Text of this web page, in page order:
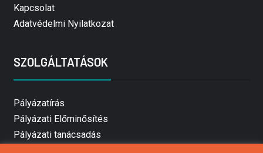
Kapcsolat
Adatvédelmi Nyilatkozat
SZOLGÁLTATÁSOK
Pályázatírás
Pályázati Előminősítés
Pályázati tanácsadás